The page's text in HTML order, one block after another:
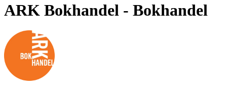
ARK Bokhandel - Bokhandel